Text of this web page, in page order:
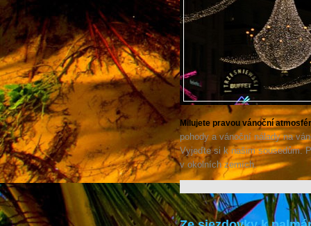
Milujete pravou vánoční
pohody a vánoční nálady na
Vyjeďte si k našim sousedům.
v okolních zemích.